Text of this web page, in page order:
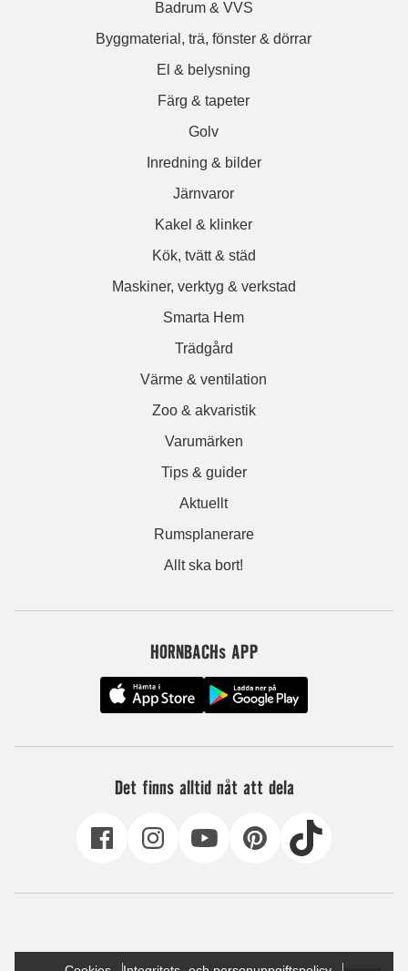
Badrum & VVS
Byggmaterial, trä, fönster & dörrar
El & belysning
Färg & tapeter
Golv
Inredning & bilder
Järnvaror
Kakel & klinker
Kök, tvätt & städ
Maskiner, verktyg & verkstad
Smarta Hem
Trädgård
Värme & ventilation
Zoo & akvaristik
Varumärken
Tips & guider
Aktuellt
Rumsplanerare
Allt ska bort!
HORNBACHs APP
Det finns alltid nåt att dela